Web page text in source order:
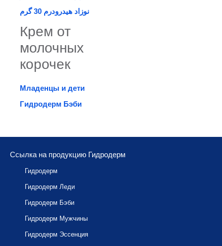
Крем от
молочных
корочек
Младенцы и дети
Гидродерм Бэби
Ссылка на продукцию Гидродерм
Гидродерм
Гидродерм Леди
Гидродерм Бэби
Гидродерм Мужчины
Гидродерм Эссенция